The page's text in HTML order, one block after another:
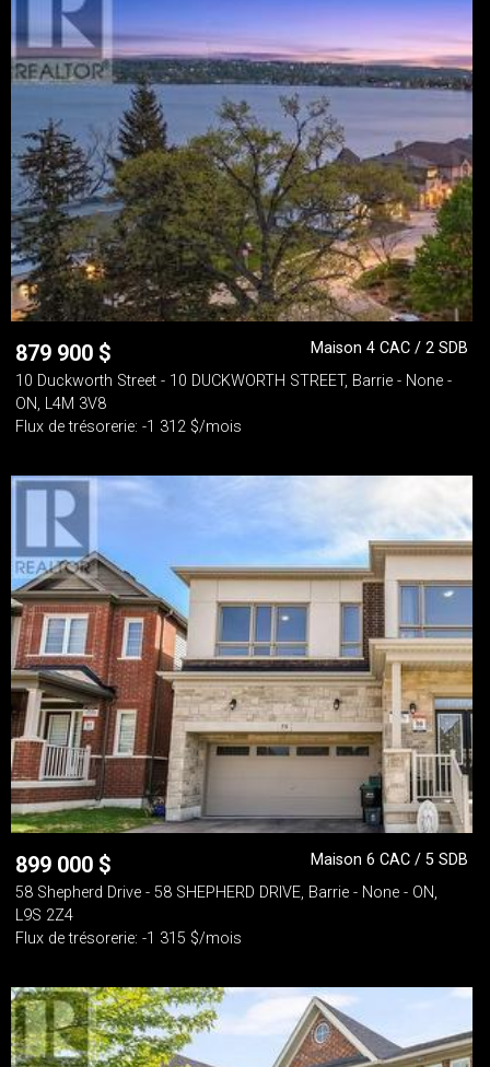
879 900 $
Maison 4 CAC / 2 SDB
10 Duckworth Street - 10 DUCKWORTH STREET, Barrie - None -
ON, L4M 3V8
Flux de trésorerie: -1 312 $/mois
899 000 $
Maison 6 CAC / 5 SDB
58 Shepherd Drive - 58 SHEPHERD DRIVE, Barrie - None - ON,
L9S 2Z4
Flux de trésorerie: -1 315 $/mois